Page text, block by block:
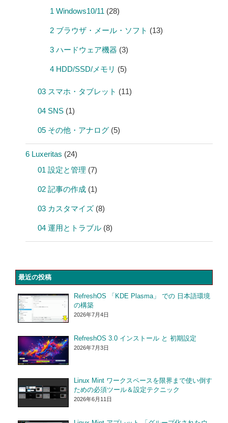
1 Windows10/11 (28)
2 ブラウザ・メール・ソフト (13)
3 ハードウェア機器 (3)
4 HDD/SSD/メモリ (5)
03 スマホ・タブレット (11)
04 SNS (1)
05 その他・アナログ (5)
6 Luxeritas (24)
01 設定と管理 (7)
02 記事の作成 (1)
03 カスタマイズ (8)
04 運用とトラブル (8)
最近の投稿
RefreshOS 「KDE Plasma」 での 日本語環境
の構築
2026年7月4日
RefreshOS 3.0 インストール と 初期設定
2026年7月3日
Linux Mint ワークスペースを限界まで使い倒す
ための必須ツール＆設定テクニック
2026年6月11日